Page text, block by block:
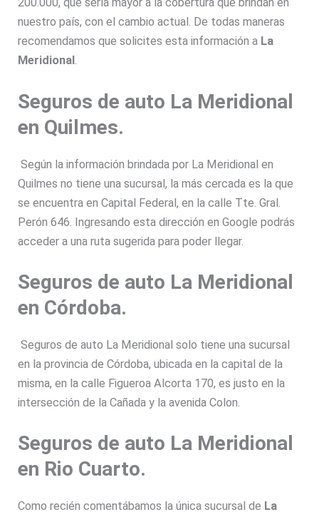
200.000, que sería mayor a la cobertura que brindan en
nuestro país, con el cambio actual. De todas maneras
recomendamos que solicites esta información a La
Meridional.
Seguros de auto La Meridional
en Quilmes.
Según la información brindada por La Meridional en
Quilmes no tiene una sucursal, la más cercada es la que
se encuentra en Capital Federal, en la calle Tte. Gral.
Perón 646. Ingresando esta dirección en Google podrás
acceder a una ruta sugerida para poder llegar.
Seguros de auto La Meridional
en Córdoba.
Seguros de auto La Meridional solo tiene una sucursal
en la provincia de Córdoba, ubicada en la capital de la
misma, en la calle Figueroa Alcorta 170, es justo en la
intersección de la Cañada y la avenida Colon.
Seguros de auto La Meridional
en Rio Cuarto.
Como recién comentábamos la única sucursal de La